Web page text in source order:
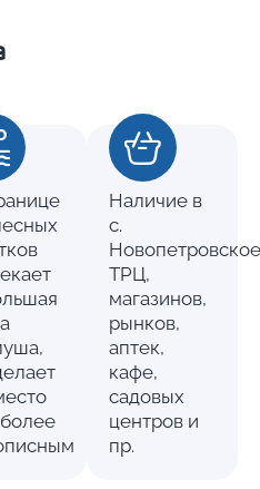
Наличие в
с.
Новопетровское
ТРЦ,
магазинов,
рынков,
аптек,
кафе,
садовых
центров и
пр.